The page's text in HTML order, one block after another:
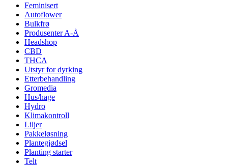
Feminisert
Autoflower
Bulkfrø
Produsenter A-Å
Headshop
CBD
THCA
Utstyr for dyrking
Etterbehandling
Gromedia
Hus/hage
Hydro
Klimakontroll
Liljer
Pakkeløsning
Plantegjødsel
Planting starter
Telt